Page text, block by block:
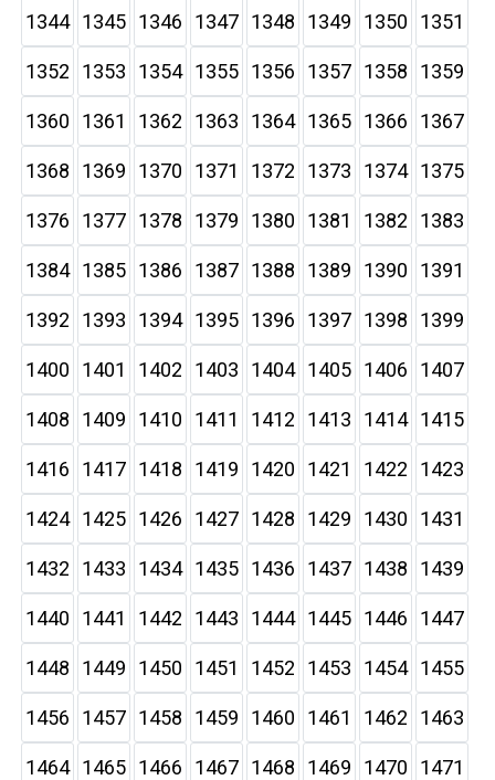
1344 1345 1346 1347 1348 1349 1350 1351
1352 1353 1354 1355 1356 1357 1358 1359
1360 1361 1362 1363 1364 1365 1366 1367
1368 1369 1370 1371 1372 1373 1374 1375
1376 1377 1378 1379 1380 1381 1382 1383
1384 1385 1386 1387 1388 1389 1390 1391
1392 1393 1394 1395 1396 1397 1398 1399
1400 1401 1402 1403 1404 1405 1406 1407
1408 1409 1410 1411 1412 1413 1414 1415
1416 1417 1418 1419 1420 1421 1422 1423
1424 1425 1426 1427 1428 1429 1430 1431
1432 1433 1434 1435 1436 1437 1438 1439
1440 1441 1442 1443 1444 1445 1446 1447
1448 1449 1450 1451 1452 1453 1454 1455
1456 1457 1458 1459 1460 1461 1462 1463
1464 1465 1466 1467 1468 1469 1470 1471